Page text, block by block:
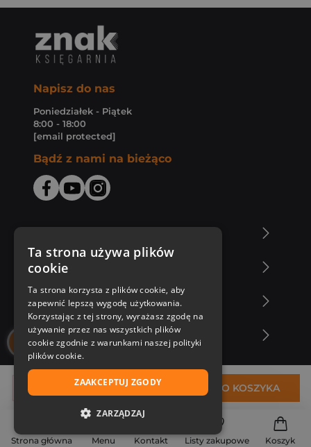
Strona główna Menu Kontakt Listy zakupowe Koszyk
39,42 zł DO KOSZYKA
Napisz do nas
Poniedziałek - Piątek
8:00 - 18:00
[email protected]
Bądź z nami na bieżąco
Zakupy u nas
Nasza oferta
Nasi autorzy
Ta strona używa plików
cookie
Ta strona korzysta z plików cookie, aby
zapewnić lepszą wygodę użytkowania.
Korzystając z tej strony, wyrażasz zgodę na
używanie przez nas wszystkich plików
cookie zgodnie z warunkami naszej polityki
plików cookie.
ZAAKCEPTUJ ZGODY
ZARZĄDZAJ
NIEZBĘDNE